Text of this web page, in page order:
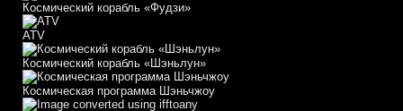
Космический корабль «Фудзи»
АТV
Космический корабль «Шэньлун»
Космическая программа Шэньчжоу